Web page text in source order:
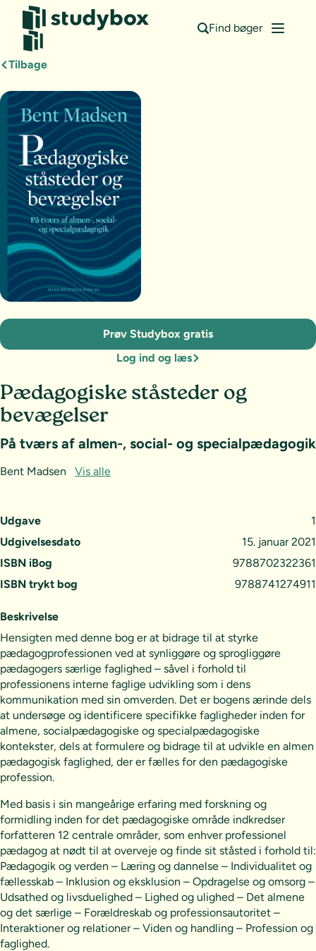
Find bøger
Tilbage
Udgave
1
Udgivelsesdato
15. januar 2021
ISBN iBog
9788702322361
ISBN trykt bog
9788741274911
Pædagogiske ståsteder og
bevægelser
På tværs af almen-, social- og specialpædagogik
Bent Madsen Vis alle
Prøv Studybox gratis
Log ind og læs
Beskrivelse
Hensigten med denne bog er at bidrage til at styrke
pædagogprofessionen ved at synliggøre og sprogliggøre
pædagogers særlige faglighed – såvel i forhold til
professionens interne faglige udvikling som i dens
kommunikation med sin omverden. Det er bogens ærinde dels
at undersøge og identificere specifikke fagligheder inden for
almene, socialpædagogiske og specialpædagogiske
kontekster, dels at formulere og bidrage til at udvikle en almen
pædagogisk faglighed, der er fælles for den pædagogiske
profession.
Med basis i sin mangeårige erfaring med forskning og
formidling inden for det pædagogiske område indkredser
forfatteren 12 centrale områder, som enhver professionel
pædagog at nødt til at overveje og finde sit ståsted i forhold til:
Pædagogik og verden – Læring og dannelse – Individualitet og
fællesskab – Inklusion og eksklusion – Opdragelse og omsorg –
Udsathed og livsduelighed – Lighed og ulighed – Det almene
og det særlige – Forældreskab og professionsautoritet –
Interaktioner og relationer – Viden og handling – Profession og
faglighed.